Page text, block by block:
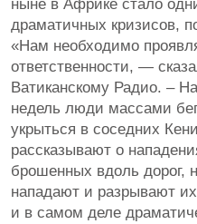
ныне в Африке стало
драматичных кризисов,
«Нам необходимо
ответственности, —
Ватиканскому Радио. –
недель люди массами
укрыться в соседних
рассказывают о
брошенных вдоль дорог,
нападают и разрывают
и в самом деле